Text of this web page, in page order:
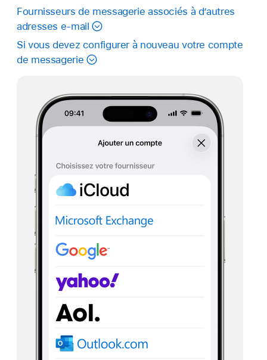
Fournisseurs de messagerie associés à d’autres
adresses e-mail
Si vous devez configurer à nouveau votre compte
de messagerie